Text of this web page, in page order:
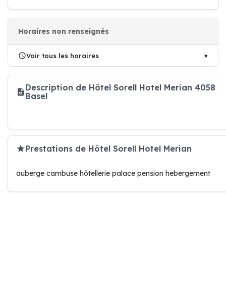
Horaires non renseignés
Voir tous les horaires
Description de Hôtel Sorell Hotel Merian 4058
Basel
Prestations de Hôtel Sorell Hotel Merian
auberge cambuse hôtellerie palace pension hebergement